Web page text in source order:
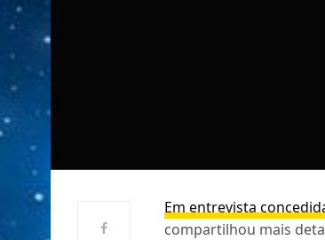
Em entrevista
compartilhou mais